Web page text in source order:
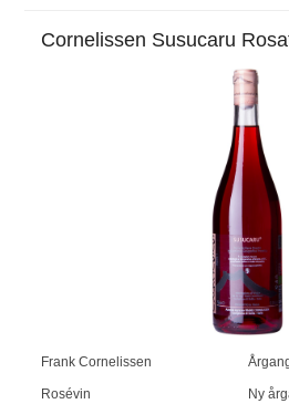
Cornelissen Susucaru
Frank Cornelissen
Rosévin Ny